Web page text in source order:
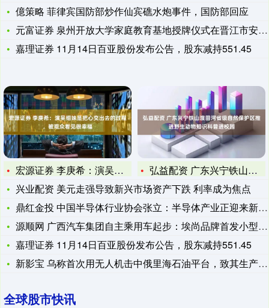
億策略 菲律宾国防部炒作仙宾礁水炮事件，国防部回应
元富证券 泉州开放大学家庭教育基地授牌仪式在晋江市安海实验幼
嘉理证券 11月14日百亚股份发布公告，股东减持551.45
宏源证券 李庚希：演吴细妹是把心交出去的过程，被观众看见很幸
弘益配资 广东兴宁铁山渡田河省级自然保护区推进野生动物知识科
兴业配资 美元走强导致新兴市场资产下跌 利率成为焦点
鼎红金投 中国半导体行业协会张立：半导体产业正迎来新一轮变革
源顺网 广西汽车集团自主乘用车起步：埃尚品牌首发小型电动车
嘉理证券 11月14日百亚股份发布公告，股东减持551.45
新影宝 乌称首次用无人机击中俄里海石油平台，致其生产中断
全球股市快讯